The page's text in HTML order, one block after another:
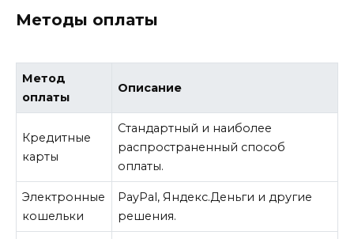
Методы оплаты
Метод
оплаты
Описание
Кредитные
карты
Стандартный и наиболее
распространенный способ
оплаты.
Электронные
кошельки
PayPal, Яндекс.Деньги и другие
решения.